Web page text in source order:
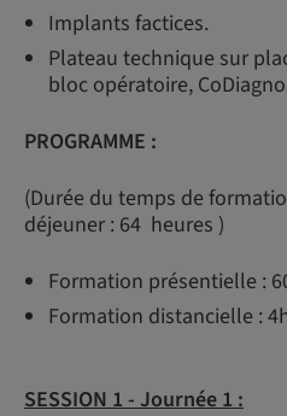
Implants factices.
Plateau technique sur
bloc opératoire,
PROGRAMME :
(Durée du temps de
déjeuner : 64 heures )
Formation présentielle :
Formation distancielle :
SESSION 1 -Journée 1 :